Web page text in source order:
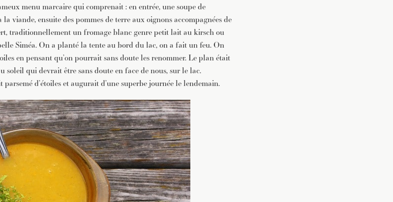
menu marcaire qui comprenait : en entrée, une soupe de
viande, ensuite des pommes de terre aux oignons accompagnées de
traditionnellement un fromage blanc genre petit lait au kirsch ou
Siméa. On a planté la tente au bord du lac, on a fait un feu. On
en pensant qu’on pourrait sans doute les renommer. Le plan était
soleil qui devrait être sans doute en face de nous, sur le lac.
parsemé d’étoiles et augurait d’une superbe journée le lendemain.